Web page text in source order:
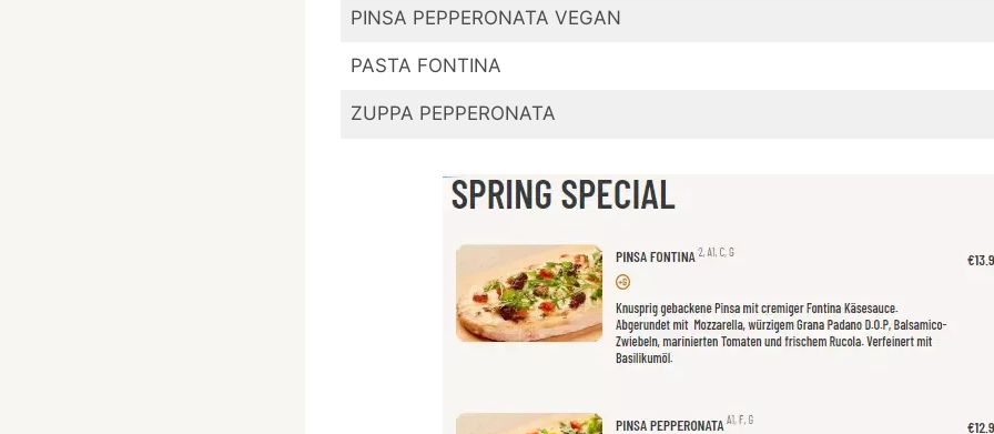
PINSA PEPPERONATA VEGAN
PASTA FONTINA
ZUPPA PEPPERONATA